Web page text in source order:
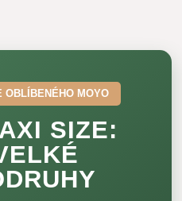
OBLÍBENÉHO MOYO
SIZE: